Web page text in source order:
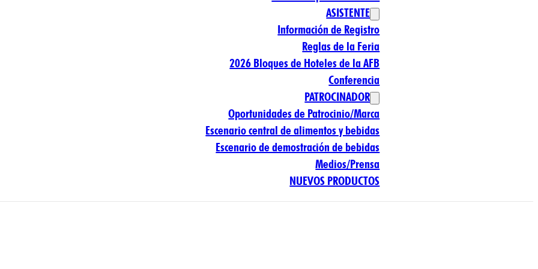
ASISTENTE
Información de Registro
Reglas de la Feria
2026 Bloques de Hoteles de la AFB
Conferencia
PATROCINADOR
Oportunidades de Patrocinio/Marca
Escenario central de alimentos y bebidas
Escenario de demostración de bebidas
Medios/Prensa
NUEVOS PRODUCTOS